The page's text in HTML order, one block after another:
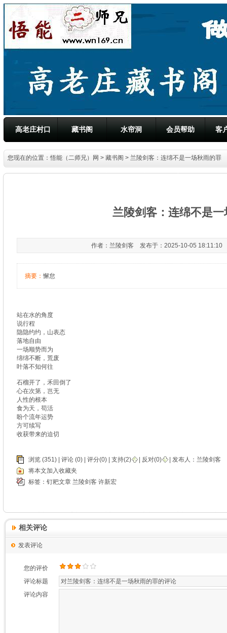
高老庄村口 藏书阁 水帘洞 会员帮助 客
您现在的位置：悟能（二师兄）网 > 藏书阁 > 兰陵剑客：连绵不是一场秋雨的罪
兰陵剑客：连绵不是
作者：兰陵剑客 发布于：2025-10-05 18:11:10
摘要： 懈怠
站在水的角度
说行程
隐隐约约，山表态
落地自由
一场顺势而为
绵绵不断，荒废
叶落不知何往
石榴开了，禾田倒了
心在次第，岂无
人性的根本
食为天，苟活
盼个流年运势
方可续写
收获带来的迫切
浏览 (351) | 评论 (0) | 评分(0) | 支持(2) 反对(0) | 发布人： 兰陵剑客
将本文加入收藏夹
标签： 钉耙文章 兰陵剑客 许新宏
相关评论
发表评论
您的评价
评论标题
评论内容